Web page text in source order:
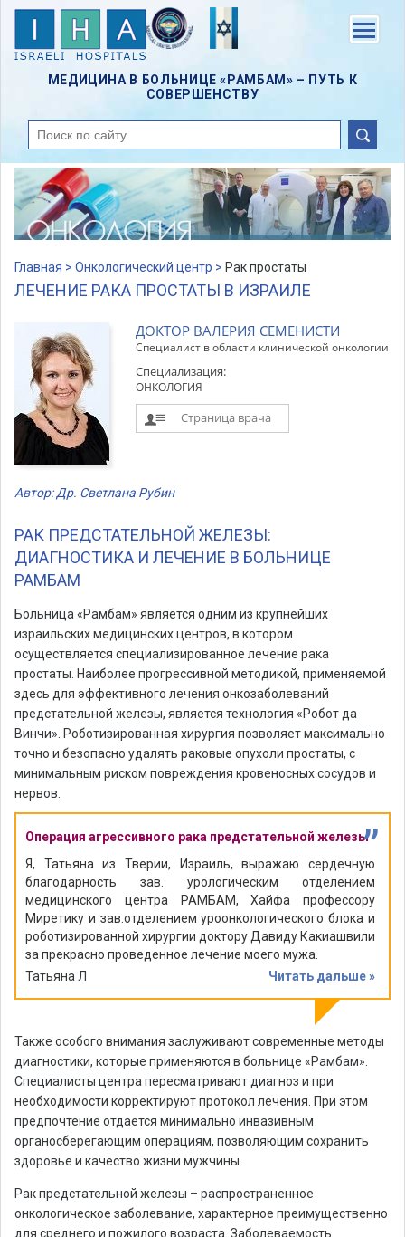
Skip
content
МЕДИЦИНА В БОЛЬНИЦЕ «РАМБАМ» – ПУТЬ К
СОВЕРШЕНСТВУ
поиск
Главная > Онкологический центр > Рак простаты
ЛЕЧЕНИЕ РАКА ПРОСТАТЫ В ИЗРАИЛЕ
ДОКТОР ВАЛЕРИЯ СЕМЕНИСТИ
Специалист в области клинической онкологии
Специализация:
ОНКОЛОГИЯ
Страница врача
Автор: Др. Светлана Рубин
РАК ПРЕДСТАТЕЛЬНОЙ ЖЕЛЕЗЫ:
ДИАГНОСТИКА И ЛЕЧЕНИЕ В БОЛЬНИЦЕ
РАМБАМ
Больница «Рамбам» является одним из крупнейших
израильских медицинских центров, в котором
осуществляется специализированное лечение рака
простаты. Наиболее прогрессивной методикой, применяемой
здесь для эффективного лечения онкозаболеваний
предстательной железы, является технология «Робот да
Винчи». Роботизированная хирургия позволяет максимально
точно и безопасно удалять раковые опухоли простаты, с
минимальным риском повреждения кровеносных сосудов и
нервов.
”
Операция агрессивного рака предстательной железы
Я, Татьяна из Тверии, Израиль, выражаю сердечную
благодарность зав. урологическим отделением
медицинского центра РАМБАМ, Хайфа профессору
Миретику и зав.отделением уроонкологического блока и
роботизированной хирургии доктору Давиду Какиашвили
за прекрасно проведенное лечение моего мужа.
Татьяна Л
Читать дальше »
Также особого внимания заслуживают современные методы
диагностики, которые применяются в больнице «Рамбам».
Специалисты центра пересматривают диагноз и при
необходимости корректируют протокол лечения. При этом
предпочтение отдается минимально инвазивным
органосберегающим операциям, позволяющим сохранить
здоровье и качество жизни мужчины.
Рак предстательной железы – распространенное
онкологическое заболевание, характерное преимущественно
для среднего и пожилого возраста. Заболеваемость